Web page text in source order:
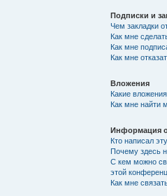
Подписки и
Чем закладки
Как мне
Как мне
Как мне
Вложения
Какие
Как мне найти
Информация
Кто написал
Почему здесь
С кем можно
этой
Как мне